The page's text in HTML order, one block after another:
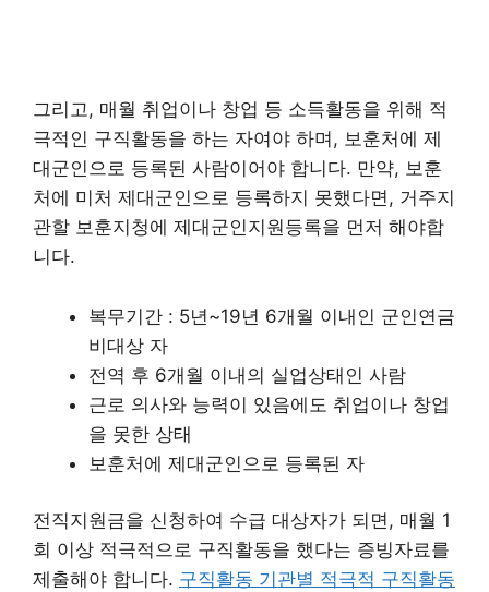
그리고, 매월 취업이나 창업 등 소득활동을 위해 적
극적인 구직활동을 하는 자여야 하며, 보훈처에 제
대군인으로 등록된 사람이어야 합니다. 만약, 보훈
처에 미처 제대군인으로 등록하지 못했다면, 거주지
관할 보훈지청에 제대군인지원등록을 먼저 해야합
니다.
복무기간 : 5년~19년 6개월 이내인 군인연금
비대상 자
전역 후 6개월 이내의 실업상태인 사람
근로 의사와 능력이 있음에도 취업이나 창업
을 못한 상태
보훈처에 제대군인으로 등록된 자
전직지원금을 신청하여 수급 대상자가 되면, 매월 1
회 이상 적극적으로 구직활동을 했다는 증빙자료를
제출해야 합니다. 구직활동 기관별 적극적 구직활동